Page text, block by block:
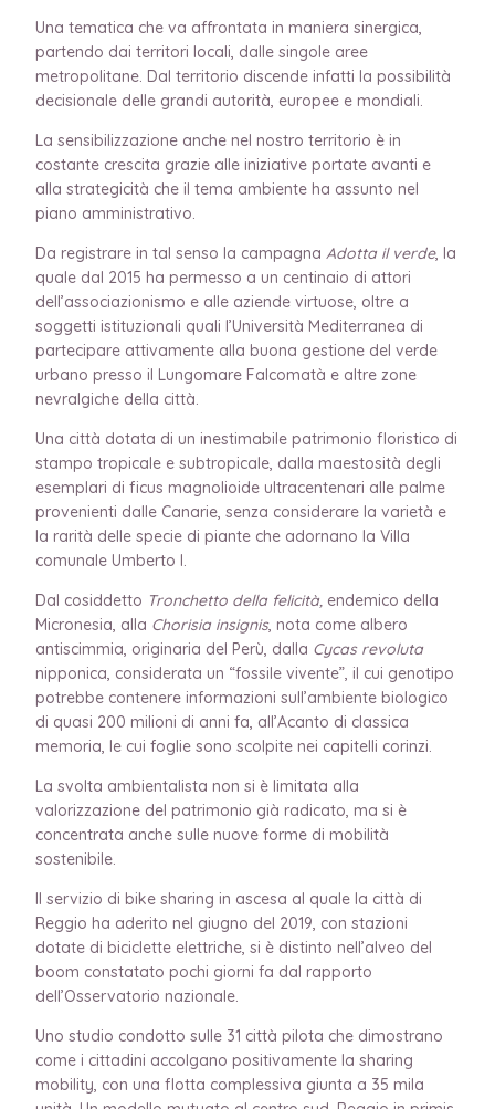
Una tematica che va affrontata in maniera sinergica,
partendo dai territori locali, dalle singole aree
metropolitane. Dal territorio discende infatti la possibilità
decisionale delle grandi autorità, europee e mondiali.
La sensibilizzazione anche nel nostro territorio è in
costante crescita grazie alle iniziative portate avanti e
alla strategicità che il tema ambiente ha assunto nel
piano amministrativo.
Da registrare in tal senso la campagna Adotta il verde, la
quale dal 2015 ha permesso a un centinaio di attori
dell’associazionismo e alle aziende virtuose, oltre a
soggetti istituzionali quali l’Università Mediterranea di
partecipare attivamente alla buona gestione del verde
urbano presso il Lungomare Falcomatà e altre zone
nevralgiche della città.
Una città dotata di un inestimabile patrimonio floristico di
stampo tropicale e subtropicale, dalla maestosità degli
esemplari di ficus magnolioide ultracentenari alle palme
provenienti dalle Canarie, senza considerare la varietà e
la rarità delle specie di piante che adornano la Villa
comunale Umberto I.
Dal cosiddetto Tronchetto della felicità, endemico della
Micronesia, alla Chorisia insignis, nota come albero
antiscimmia, originaria del Perù, dalla Cycas revoluta
nipponica, considerata un “fossile vivente”, il cui genotipo
potrebbe contenere informazioni sull’ambiente biologico
di quasi 200 milioni di anni fa, all’Acanto di classica
memoria, le cui foglie sono scolpite nei capitelli corinzi.
La svolta ambientalista non si è limitata alla
valorizzazione del patrimonio già radicato, ma si è
concentrata anche sulle nuove forme di mobilità
sostenibile.
Il servizio di bike sharing in ascesa al quale la città di
Reggio ha aderito nel giugno del 2019, con stazioni
dotate di biciclette elettriche, si è distinto nell’alveo del
boom constatato pochi giorni fa dal rapporto
dell’Osservatorio nazionale.
Uno studio condotto sulle 31 città pilota che dimostrano
come i cittadini accolgano positivamente la sharing
mobility, con una flotta complessiva giunta a 35 mila